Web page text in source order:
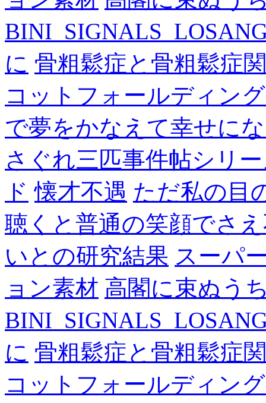
に 骨粗鬆症と骨粗鬆症
コットフォールディン
で夢をかなえて幸せに
さぐれ三匹事件帖シリ
ド 懐才不遇 ただ私の目
聴くと普通の笑顔でさ
いとの研究結果 スーパ
ョン素材 高閣に束ぬう
に 骨粗鬆症と骨粗鬆症
コットフォールディン